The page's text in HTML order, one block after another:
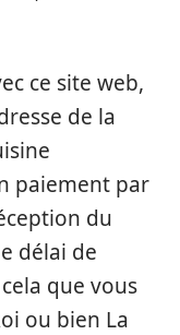
ce site web,
de la
paiement par
du
délai de
que vous
ou bien La